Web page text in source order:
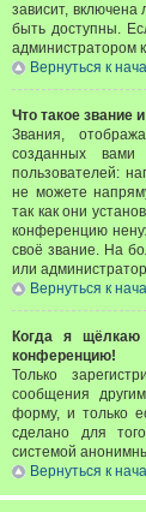
зависит, включена
быть доступны.
администратором
Вернуться к
Что такое звание
Звания,
созданных
пользователей:
не можете
так как они
конференцию
своё звание. На
или
Вернуться к
Когда я
конференцию!
Только
сообщения
форму, и только
сделано для
системой
Вернуться к